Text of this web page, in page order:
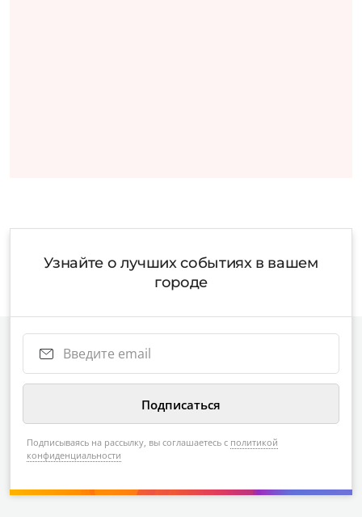
Узнайте о лучших событиях в вашем
городе
Подписываясь на рассылку, вы соглашаетесь с политикой
конфиденциальности